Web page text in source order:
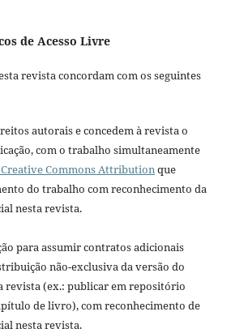
de Acesso Livre
revista concordam com os seguintes
autorais e concedem à revista o
com o trabalho simultaneamente
Creative Commons Attribution que
do trabalho com reconhecimento da
nesta revista.
para assumir contratos adicionais
não-exclusiva da versão do
revista (ex.: publicar em repositório
de livro), com reconhecimento de
nesta revista.